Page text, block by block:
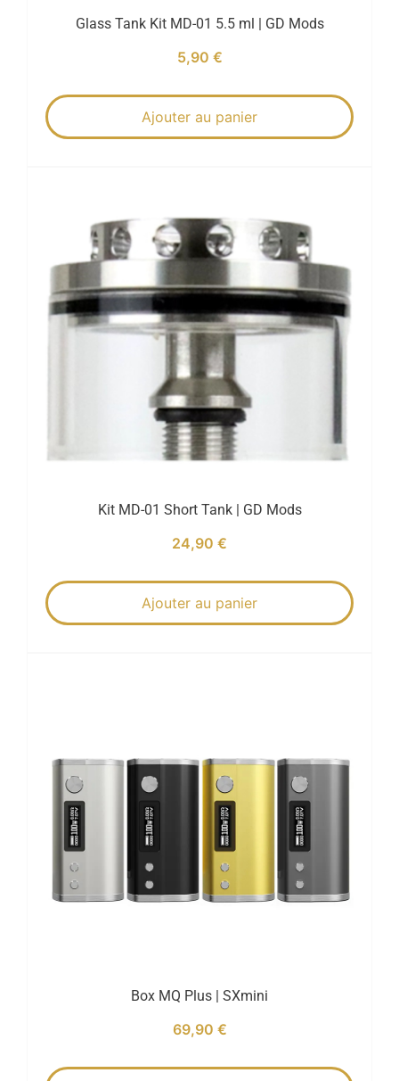
Glass Tank Kit MD-01 5.5 ml | GD Mods
5,90 €
Ajouter au panier
Kit MD-01 Short Tank | GD Mods
24,90 €
Ajouter au panier
Box MQ Plus | SXmini
69,90 €